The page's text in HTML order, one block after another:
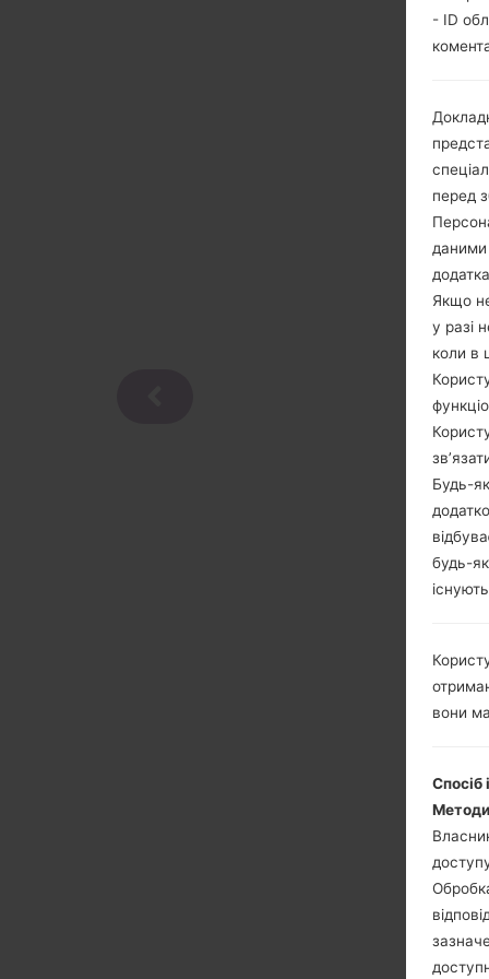
- ID
перед
даними
Якщо
у разі
коли в
Будь-
будь-
вони
Спосіб